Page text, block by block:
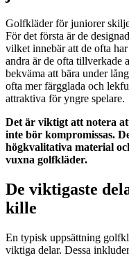
Golfkläder för juniorer
För det första är de
vilket innebär att de ofta
andra är de ofta tillverkade
bekväma att bära under
ofta mer färgglada och
attraktiva för yngre spelare.
Det är viktigt att notera
inte bör kompromissas.
högkvalitativa material
vuxna golfkläder.
De viktigaste
kille
En typisk uppsättning
viktiga delar. Dessa